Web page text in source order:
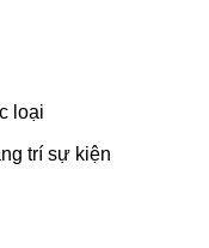
loại
trí sự kiện